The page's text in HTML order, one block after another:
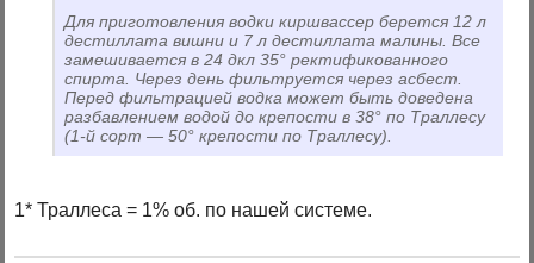
Для приготовления водки киршвассер берется 12 л
дестиллата вишни и 7 л дестиллата малины. Все
замешивается в 24 дкл 35° ректификованного
спирта. Через день фильтруется через асбест.
Перед фильтрацией водка может быть доведена
разбавлением водой до крепости в 38° по Траллесу
(1-й сорт — 50° крепости по Траллесу).
1* Траллеса = 1% об. по нашей системе.